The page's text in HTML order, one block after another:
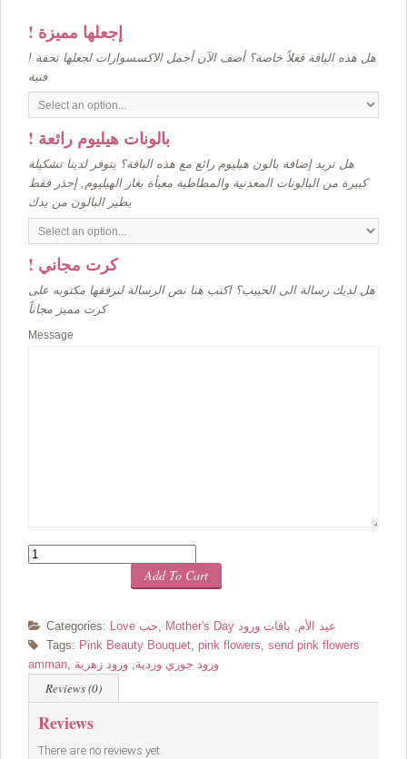
! إجعلها مميزة
! هل هذه الباقة فعلاً خاصة؟ أضف الآن أجمل الاكسسوارات لجعلها تحفة
فنية
! بالونات هيليوم رائعة
هل تريد إضافة بالون هيليوم رائع مع هذه الباقة؟ يتوفر لدينا تشكيلة
كبيرة من البالونات المعدنية والمطاطية معبأة بغاز الهيليوم, إحذر فقط
يطير البالون من يدك
! كرت مجاني
هل لديك رسالة الى الحبيب؟ اكتب هنا نص الرسالة لنرفقها مكتوبه على
كرت مميز مجاناً
Message
Quantity
Add To Cart
Categories: Love حب Mother's Day عيد الأم
باقات ورود
Tags: Pink Beauty Bouquet pink flowers send pink flowers
amman
ورود جوري وردية ورود زهرية
Reviews (0)
Reviews
There are no reviews yet.